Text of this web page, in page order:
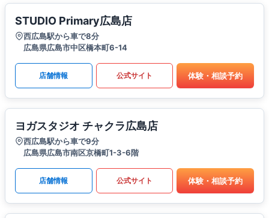
STUDIO Primary広島店
西広島駅から車で8分
広島県広島市中区橋本町6-14
店舗情報 公式サイト 体験・相談予約
ヨガスタジオ チャクラ広島店
西広島駅から車で9分
広島県広島市南区京橋町1-3-6階
店舗情報 公式サイト 体験・相談予約